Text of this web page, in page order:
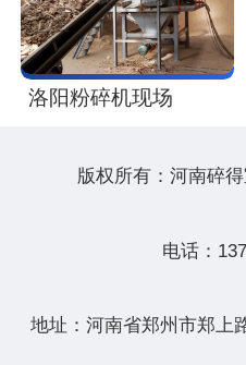
洛阳粉碎机现场
版权所有：河南碎
电话：
地址：河南省郑州市郑上